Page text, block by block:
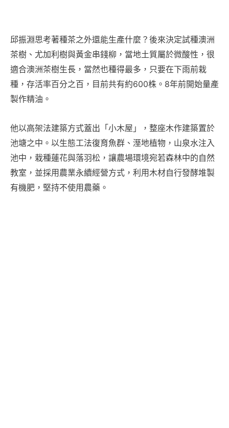
邱振淵思考著種茶之外還能生產什麼？後來決定試種澳洲
茶樹、尤加利樹與黃金串錢柳，當地土質屬於微酸性，很
適合澳洲茶樹生長，當然也種得最多，只要在下雨前栽
種，存活率百分之百，目前共有約600株。8年前開始量產
製作精油。
他以高架法建築方式蓋出「小木屋」，整座木作建築置於
池塘之中。以生態工法復育魚群、溼地植物，山泉水注入
池中，栽種蓮花與落羽松，讓農場環境宛若森林中的自然
教室，並採用農業永續經營方式，利用木材自行發酵堆製
有機肥，堅持不使用農藥。